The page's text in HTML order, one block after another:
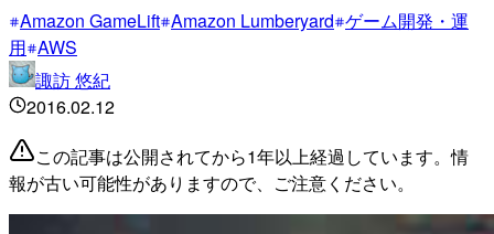
Amazon GameLift Amazon Lumberyard ゲーム開発・運
用 AWS
諏訪 悠紀
2016.02.12
この記事は公開されてから1年以上経過しています。情
報が古い可能性がありますので、ご注意ください。